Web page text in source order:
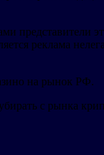
представители
реклама
на рынок РФ.
с рынка